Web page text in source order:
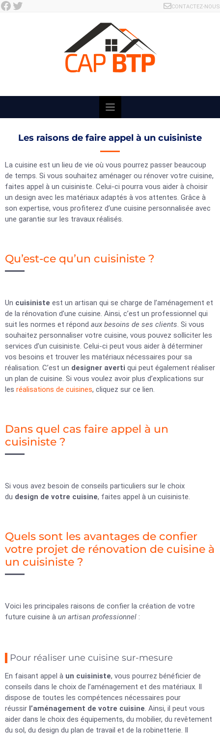
Skip
Facebook Twitter CONTACTEZ-NOUS
Les raisons de faire appel à un cuisiniste
La cuisine est un lieu de vie où vous pourrez passer beaucoup
de temps. Si vous souhaitez aménager ou rénover votre cuisine,
faites appel à un cuisiniste. Celui-ci pourra vous aider à choisir
un design avec les matériaux adaptés à vos attentes. Grâce à
son expertise, vous profiterez d’une cuisine personnalisée avec
une garantie sur les travaux réalisés.
Qu’est-ce qu’un cuisiniste ?
Un cuisiniste est un artisan qui se charge de l’aménagement et
de la rénovation d’une cuisine. Ainsi, c’est un professionnel qui
suit les normes et répond aux besoins de ses clients. Si vous
souhaitez personnaliser votre cuisine, vous pouvez solliciter les
services d’un cuisiniste. Celui-ci peut vous aider à déterminer
vos besoins et trouver les matériaux nécessaires pour sa
réalisation. C’est un designer averti qui peut également réaliser
un plan de cuisine. Si vous voulez avoir plus d’explications sur
les réalisations de cuisines, cliquez sur ce lien.
Dans quel cas faire appel à un
cuisiniste ?
Si vous avez besoin de conseils particuliers sur le choix
du design de votre cuisine, faites appel à un cuisiniste.
Quels sont les avantages de confier
votre projet de rénovation de cuisine à
un cuisiniste ?
Voici les principales raisons de confier la création de votre
future cuisine à un artisan professionnel :
Pour réaliser une cuisine sur-mesure
En faisant appel à un cuisiniste, vous pourrez bénéficier de
conseils dans le choix de l’aménagement et des matériaux. Il
dispose de toutes les compétences nécessaires pour
réussir l’aménagement de votre cuisine. Ainsi, il peut vous
aider dans le choix des équipements, du mobilier, du revêtement
du sol, du design du plan de travail et de la robinetterie. Il